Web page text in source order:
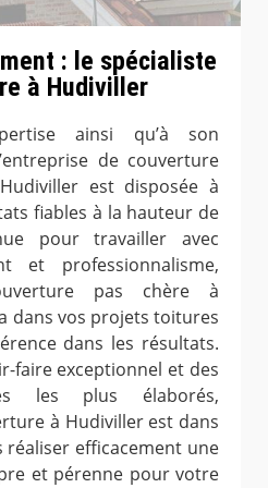
: le spécialiste
à Hudiviller
ainsi qu’à son
de couverture
est disposée à
fiables à la hauteur de
pour travailler avec
et professionnalisme,
pas chère à
dans vos projets toitures
dans les résultats.
faire exceptionnel et des
les plus élaborés,
à Hudiviller est dans
réaliser efficacement une
et pérenne pour votre